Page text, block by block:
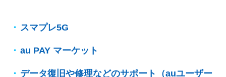
スマプレ5G
au PAY マーケット
データ復旧や修理などのサポート（auユーザー